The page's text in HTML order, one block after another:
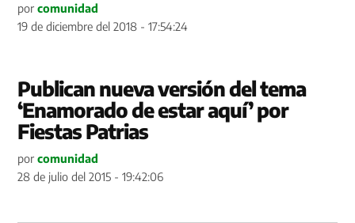
por comunidad
19 de diciembre del 2018 - 17:54:24
Publican nueva versión del tema
‘Enamorado de estar aquí’ por
Fiestas Patrias
por comunidad
28 de julio del 2015 - 19:42:06